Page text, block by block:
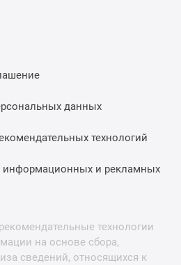
данных
технологий
информационных и рекламных
технологии
на основе сбора,
сведений, относящихся к